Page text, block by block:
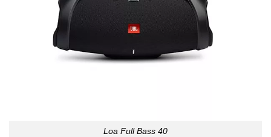
Loa Full Bass 40